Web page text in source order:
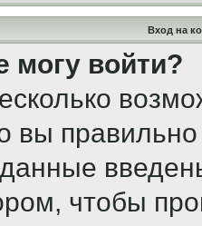
Вход на
могу войти?
вы
чтобы